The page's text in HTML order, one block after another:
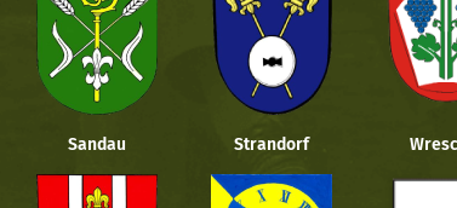
Sandau Strandorf